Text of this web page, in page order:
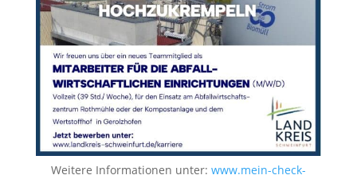
Weitere Informationen unter: www.mein-check-